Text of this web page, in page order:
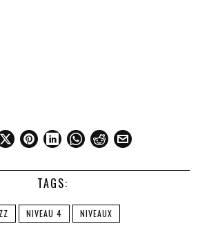
TAGS:
NIVEAU 4 NIVEAUX